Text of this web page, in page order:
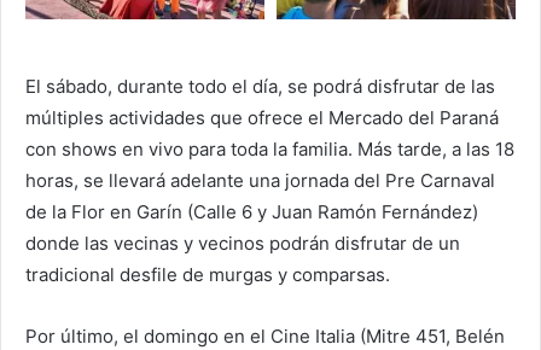
El sábado, durante todo el día, se podrá disfrutar de las
múltiples actividades que ofrece el Mercado del Paraná
con shows en vivo para toda la familia. Más tarde, a las 18
horas, se llevará adelante una jornada del Pre Carnaval
de la Flor en Garín (Calle 6 y Juan Ramón Fernández)
donde las vecinas y vecinos podrán disfrutar de un
tradicional desfile de murgas y comparsas.
Por último, el domingo en el Cine Italia (Mitre 451, Belén